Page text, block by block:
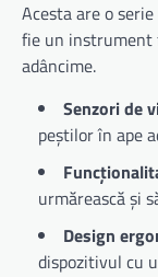
Acesta are o
fie un instrument
adâncime.
Senzori de
peștilor în ape
urmărească și
Design
dispozitivul cu